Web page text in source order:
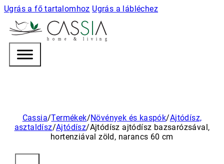
Ugrás a fő tartalomhoz Ugrás a lábléchez
h o m e & l i v i n g
Cassia/Termékek/Növények és kaspók/Ajtódísz,
asztaldísz/Ajtódísz/Ajtódísz ajtódísz bazsarózsával,
hortenziával zöld, narancs 60 cm